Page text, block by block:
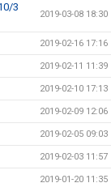
3
2019-03-08 18:30
2019-02-16 17:16
2019-02-11 11:39
2019-02-10 17:13
2019-02-09 12:06
2019-02-05 09:03
2019-02-03 11:57
2019-01-20 11:35